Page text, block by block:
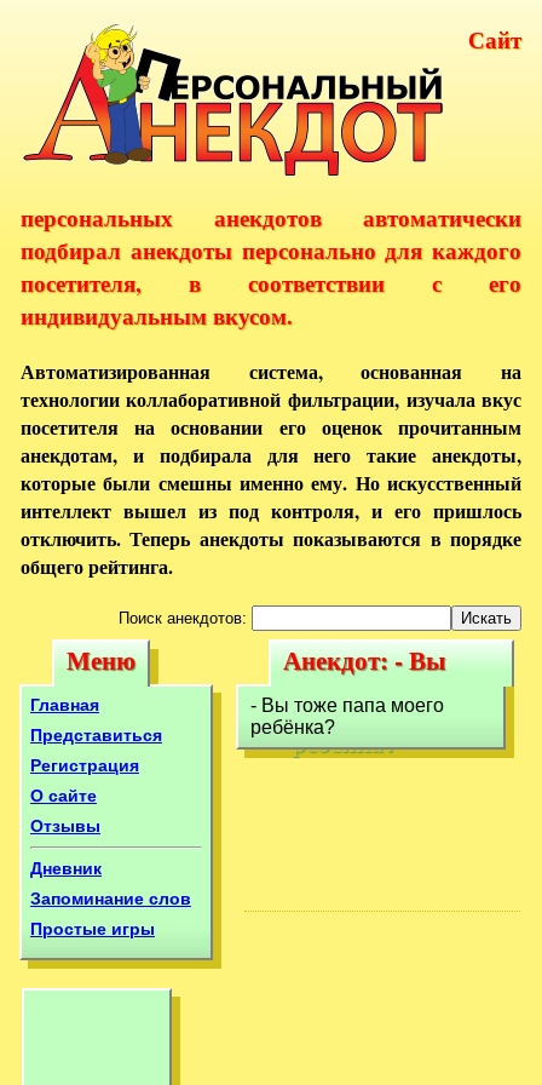
Сайт
персональных анекдотов автоматически
подбирал анекдоты персонально для каждого
посетителя, в соответствии с его
индивидуальным вкусом.
Автоматизированная система, основанная на
технологии коллаборативной фильтрации, изучала вкус
посетителя на основании его оценок прочитанным
анекдотам, и подбирала для него такие анекдоты,
которые были смешны именно ему. Но искусственный
интеллект вышел из под контроля, и его пришлось
отключить. Теперь анекдоты показываются в порядке
общего рейтинга.
Поиск анекдотов:
Меню
Меню
Главная
Представиться
Регистрация
О сайте
Отзывы
Дневник
Запоминание слов
Простые игры
Анекдот: - Вы
тоже папа моего
ребёнка?
Анекдот: - Вы
тоже папа моего
ребёнка?
- Вы тоже папа моего
ребёнка?